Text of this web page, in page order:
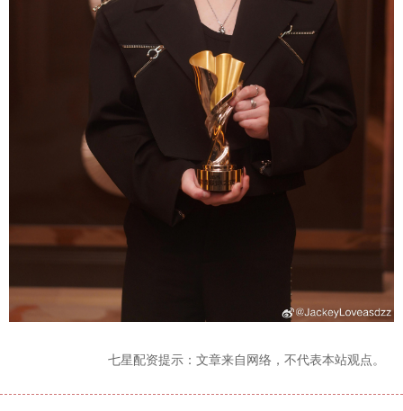
七星配资提示：文章来自网络，不代表本站观点。